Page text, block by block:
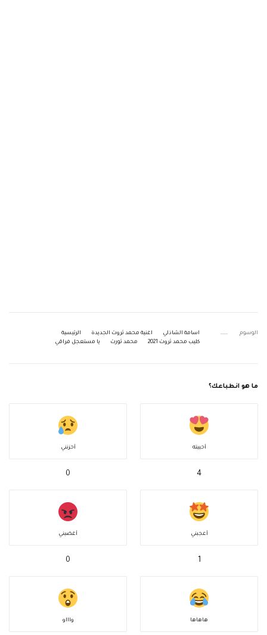
الوسوم اسامة الشاذلي اغنية محمد ثروت الجديدة
الرئيسية
كليب محمد ثروت 2021
محمد ثورت يا مستعجل فراقي
ما هو انطباعك؟
أحببته
4
أحزنني
0
أعجبني
1
أغضبني
0
هاهاها واااو